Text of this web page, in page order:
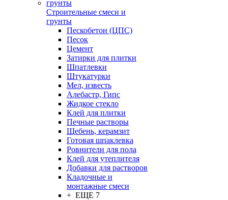
Строительные смеси и
грунты
Пескобетон (ЦПС)
Песок
Цемент
Затирки для плитки
Шпатлевки
Штукатурки
Мел, известь
Алебастр, Гипс
Жидкое стекло
Клей для плитки
Печные растворы
Щебень, керамзит
Готовая шпаклевка
Ровнители для пола
Клей для утеплителя
Добавки для растворов
Кладочные и
монтажные смеси
+ ЕЩЕ 7